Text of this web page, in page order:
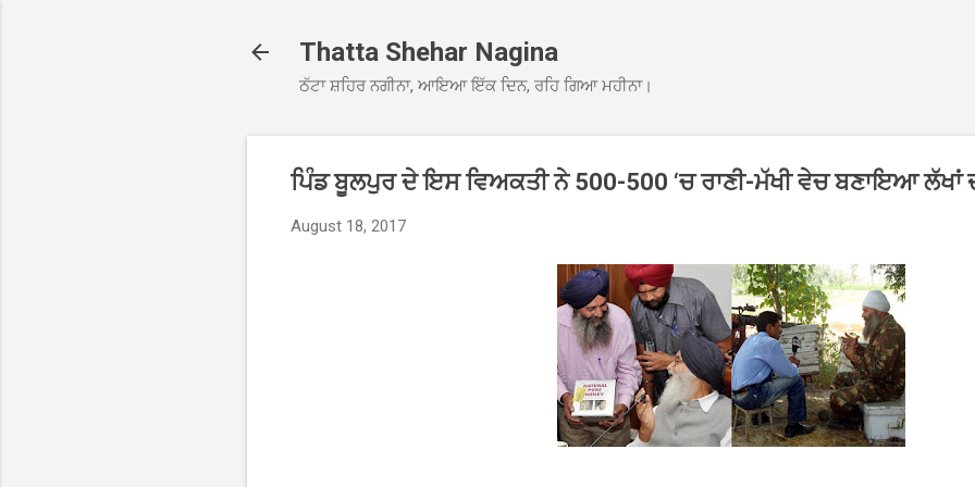
Thatta Shehar Nagina
ਠੱਟਾ ਸ਼ਹਿਰ ਨਗੀਨਾ, ਆਇਆ ਇੱਕ ਦਿਨ, ਰਹਿ ਗਿਆ ਮਹੀਨਾ।
ਪਿੰਡ ਬੂਲਪੁਰ ਦੇ ਇਸ ਵਿਅਕਤੀ ਨੇ 500-500 ‘ਚ ਰਾਣੀ-ਮੱਖੀ ਵੇਚ ਬਣਾਇਆ ਲੱਖਾਂ
August 18, 2017